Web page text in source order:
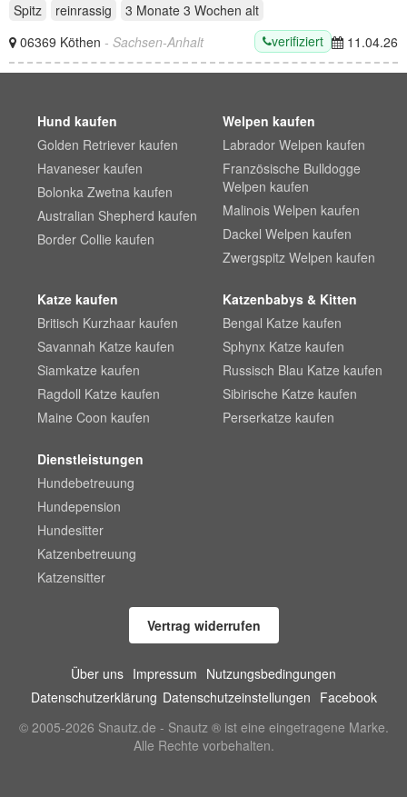
Spitz reinrassig 3 Monate 3 Wochen alt
06369 Köthen - Sachsen-Anhalt verifiziert 11.04.26
Hund kaufen
Golden Retriever kaufen
Havaneser kaufen
Bolonka Zwetna kaufen
Australian Shepherd kaufen
Border Collie kaufen
Welpen kaufen
Labrador Welpen kaufen
Französische Bulldogge
Welpen kaufen
Malinois Welpen kaufen
Dackel Welpen kaufen
Zwergspitz Welpen kaufen
Katze kaufen
Britisch Kurzhaar kaufen
Savannah Katze kaufen
Siamkatze kaufen
Ragdoll Katze kaufen
Maine Coon kaufen
Katzenbabys & Kitten
Bengal Katze kaufen
Sphynx Katze kaufen
Russisch Blau Katze kaufen
Sibirische Katze kaufen
Perserkatze kaufen
Dienstleistungen
Hundebetreuung
Hundepension
Hundesitter
Katzenbetreuung
Katzensitter
Vertrag widerrufen
Über uns Impressum Nutzungsbedingungen
Datenschutzerklärung Datenschutzeinstellungen Facebook
© 2005-2026 Snautz.de - Snautz ® ist eine eingetragene Marke.
Alle Rechte vorbehalten.